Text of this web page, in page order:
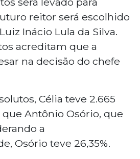
reitor será escolhido
Inácio Lula da Silva.
acreditam que a
na decisão do chefe
Célia teve 2.665
Antônio Osório, que
a
Osório teve 26,35%.